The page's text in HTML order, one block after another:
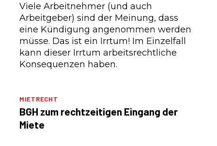
Viele Arbeitnehmer (und auch
Arbeitgeber) sind der Meinung, dass
eine Kündigung angenommen werden
müsse. Das ist ein Irrtum! Im Einzelfall
kann dieser Irrtum arbeitsrechtliche
Konsequenzen haben.
MIETRECHT
BGH zum rechtzeitigen Eingang der
Miete